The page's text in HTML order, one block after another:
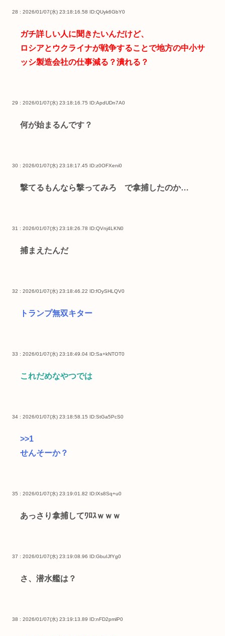
28 : 2026/01/07(水) 23:18:16.58 ID:QUyk6GbY0
ガチ詳しい人に聞きたいんだけど、
ロシアとウクライナが戦争することで地方の中小サ
ッシ製造会社の仕事減る？潰れる？
29 : 2026/01/07(水) 23:18:16.75 ID:ApdUDn7A0
何が始まるんです？
30 : 2026/01/07(水) 23:18:17.45 ID:z0OFXeni0
撃てるもんなら撃ってみろ で拿捕したのか…
31 : 2026/01/07(水) 23:18:26.78 ID:QVnj4LKN0
捕まえたんだ
32 : 2026/01/07(水) 23:18:46.22 ID:fOySHLQV0
トランプ無双キター
33 : 2026/01/07(水) 23:18:49.04 ID:Sa+kNTOT0
これだめなやつでは
34 : 2026/01/07(水) 23:18:58.15 ID:StGa5PcS0
>>1
せんそーか？
35 : 2026/01/07(水) 23:19:01.82 ID:lXs8Sq+u0
あっさり拿捕してﾜﾛｽｗｗｗ
37 : 2026/01/07(水) 23:19:08.96 ID:GbuIJfYg0
さ、潜水艦は？
38 : 2026/01/07(水) 23:19:13.89 ID:nFD2pmlP0